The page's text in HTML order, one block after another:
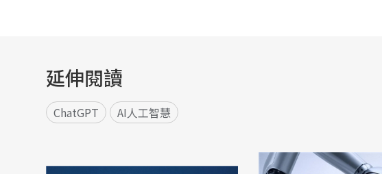
延伸閱讀
ChatGPT AI人工智慧